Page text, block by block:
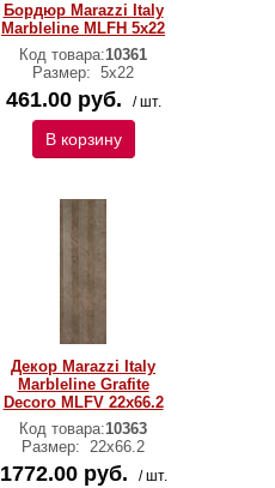
Бордюр Marazzi Italy
Marbleline MLFH 5х22
Код товара:10361
Размер: 5х22
461.00 руб. / шт.
В корзину
Декор Marazzi Italy
Marbleline Grafite
Decoro MLFV 22х66.2
Код товара:10363
Размер: 22х66.2
1772.00 руб. / шт.